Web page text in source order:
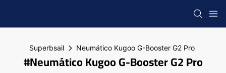
Superbsail Neumático Kugoo G-Booster G2 Pro
#Neumático Kugoo G-Booster G2 Pro